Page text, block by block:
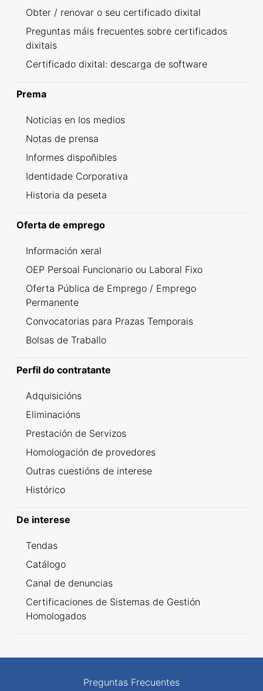
Obter / renovar o seu certificado dixital
Preguntas máis frecuentes sobre certificados
dixitais
Certificado dixital: descarga de software
Prema
Noticias en los medios
Notas de prensa
Informes dispoñibles
Identidade Corporativa
Historia da peseta
Oferta de emprego
Información xeral
OEP Persoal Funcionario ou Laboral Fixo
Oferta Pública de Emprego / Emprego
Permanente
Convocatorias para Prazas Temporais
Bolsas de Traballo
Perfil do contratante
Adquisicións
Eliminacións
Prestación de Servizos
Homologación de provedores
Outras cuestións de interese
Histórico
De interese
Tendas
Catálogo
Canal de denuncias
Certificaciones de Sistemas de Gestión
Homologados
Preguntas Frecuentes